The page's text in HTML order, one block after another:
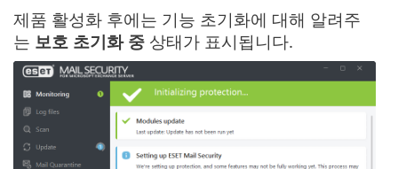
제품 활성화 후에는 기능 초기화에 대해 알려주
는 보호 초기화 중 상태가 표시됩니다.